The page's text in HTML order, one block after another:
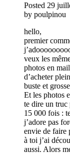
Posted 29
by poulpinou
hello,
premier
veux les
photos en
d’acheter
buste et
Et les photos
te dire un truc
15 000 fois :
j’adore pas
envie de faire
à toi j’ai
aussi. Alors